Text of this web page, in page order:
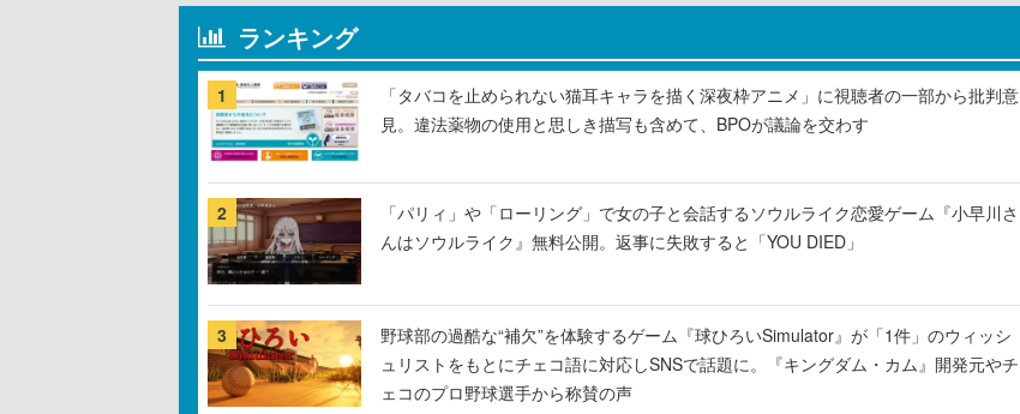
ランキング
1
「タバコを止められない猫耳キャラを描く深夜枠アニメ」に視聴者の一部から批判意
見。違法薬物の使用と思しき描写も含めて、BPOが議論を交わす
2
「パリィ」や「ローリング」で女の子と会話するソウルライク恋愛ゲーム『小早川さ
んはソウルライク』無料公開。返事に失敗すると「YOU DIED」
3
野球部の過酷な“補欠”を体験するゲーム『球ひろいSimulator』が「1件」のウィッシ
ュリストをもとにチェコ語に対応しSNSで話題に。『キングダム・カム』開発元やチ
ェコのプロ野球選手から称賛の声